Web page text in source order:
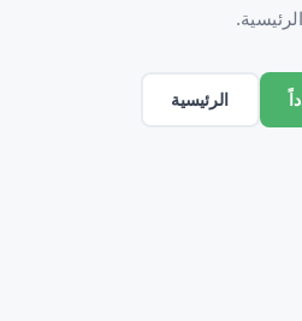
الرئيسية.
الرئيسية